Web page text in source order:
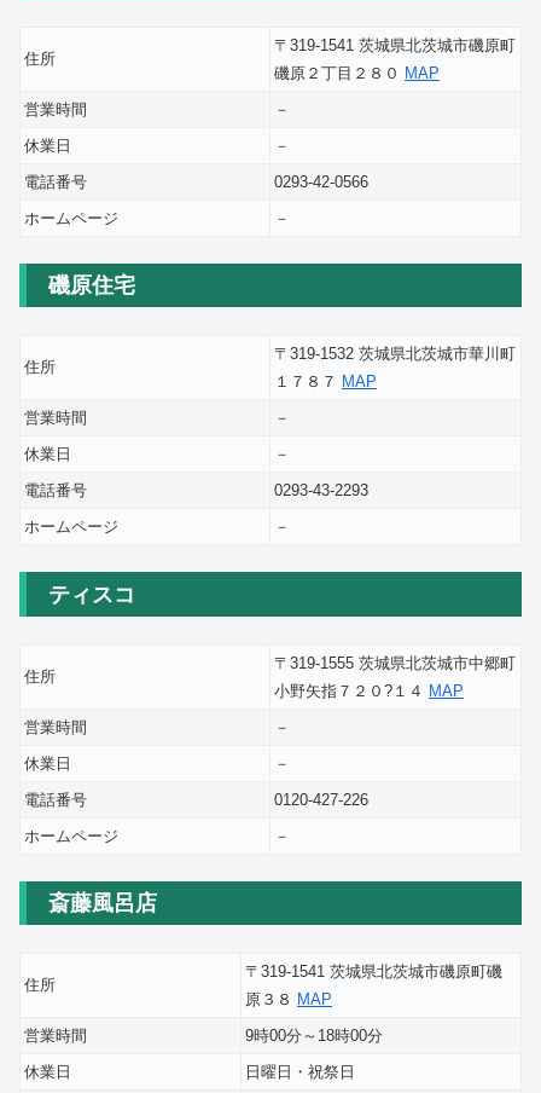
住所
〒319-1541 茨城県北茨城市磯原町
磯原２丁目２８０ MAP
営業時間
－
休業日
－
電話番号
0293-42-0566
ホームページ
－
磯原住宅
住所
〒319-1532 茨城県北茨城市華川町
１７８７ MAP
営業時間
－
休業日
－
電話番号
0293-43-2293
ホームページ
－
ティスコ
住所
〒319-1555 茨城県北茨城市中郷町
小野矢指７２０?１４ MAP
営業時間
－
休業日
－
電話番号
0120-427-226
ホームページ
－
斎藤風呂店
住所
〒319-1541 茨城県北茨城市磯原町磯
原３８ MAP
営業時間
9時00分～18時00分
休業日
日曜日・祝祭日